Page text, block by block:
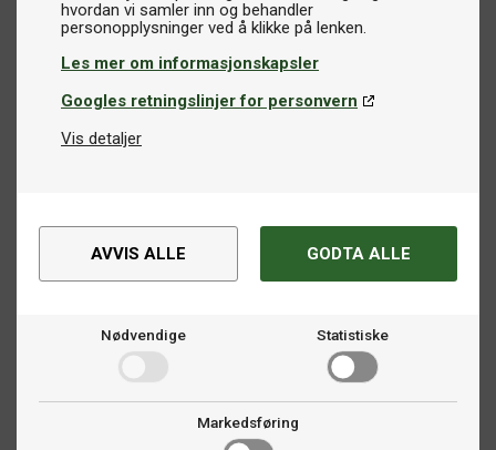
hvordan vi samler inn og behandler
Les mer om informasjonskapsler
Googles retningslinjer for personvern
Vis detaljer
AVVIS ALLE GODTA ALLE
Nødvendige Statistiske
Markedsføring